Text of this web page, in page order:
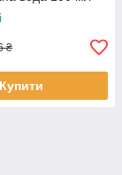
₴
Купити